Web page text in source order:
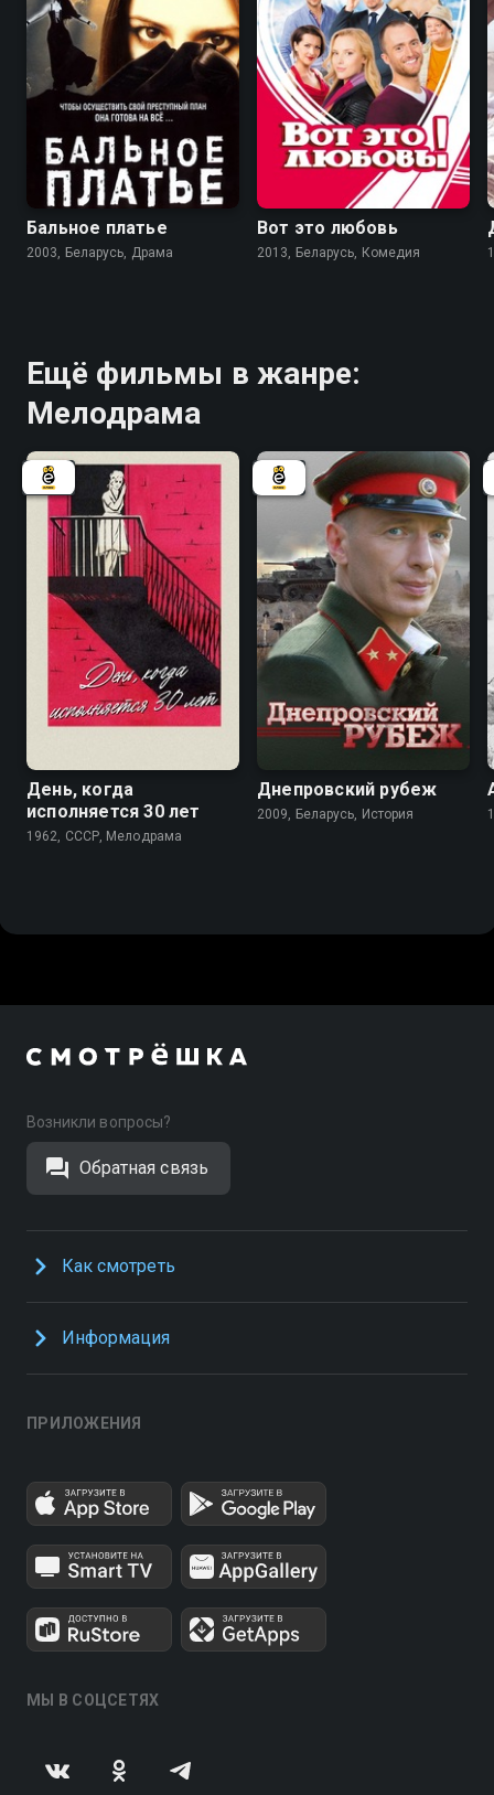
6.7
Бальное платье
2003, Беларусь, Драма
7.0
Вот это любовь
2013, Беларусь, Комедия
Ещё фильмы в жанре:
Мелодрама
5.7
День, когда
исполняется 30 лет
1962, СССР, Мелодрама
6.5
Днепровский рубеж
2009, Беларусь, История
Возникли вопросы?
Обратная связь
Как смотреть
Информация
ПРИЛОЖЕНИЯ
МЫ В СОЦСЕТЯХ